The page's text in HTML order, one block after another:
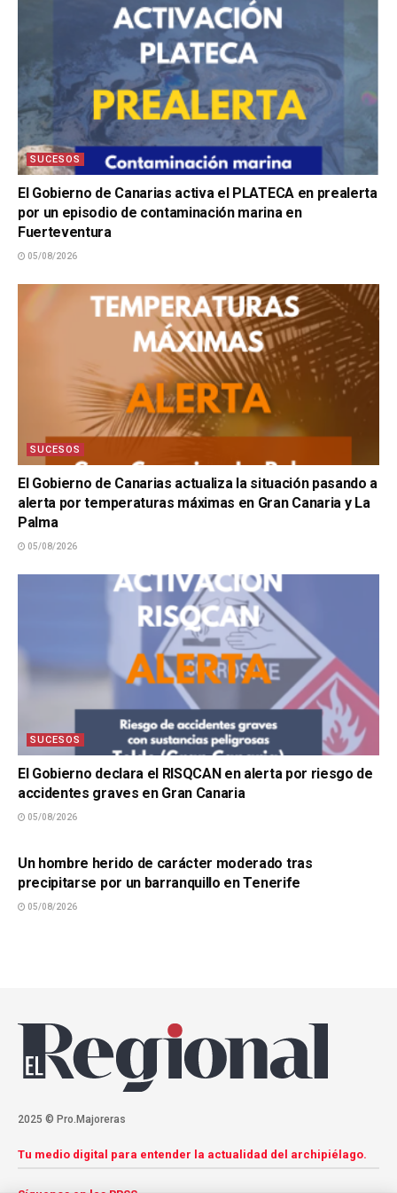
SUCESOS
El Gobierno de Canarias activa el PLATECA en prealerta
por un episodio de contaminación marina en
Fuerteventura
05/08/2026
SUCESOS
El Gobierno de Canarias actualiza la situación pasando a
alerta por temperaturas máximas en Gran Canaria y La
Palma
05/08/2026
SUCESOS
El Gobierno declara el RISQCAN en alerta por riesgo de
accidentes graves en Gran Canaria
05/08/2026
Un hombre herido de carácter moderado tras
precipitarse por un barranquillo en Tenerife
05/08/2026
2025 © Pro.Majoreras
Tu medio digital para entender la actualidad del archipiélago.